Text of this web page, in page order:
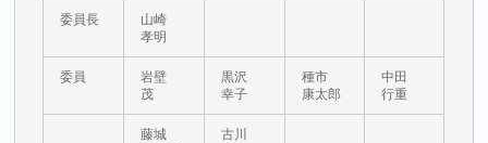
委員長
山崎
孝明
委員
岩壁
茂
黒沢
幸子
種市
康太郎
中田
行重
藤城
古川